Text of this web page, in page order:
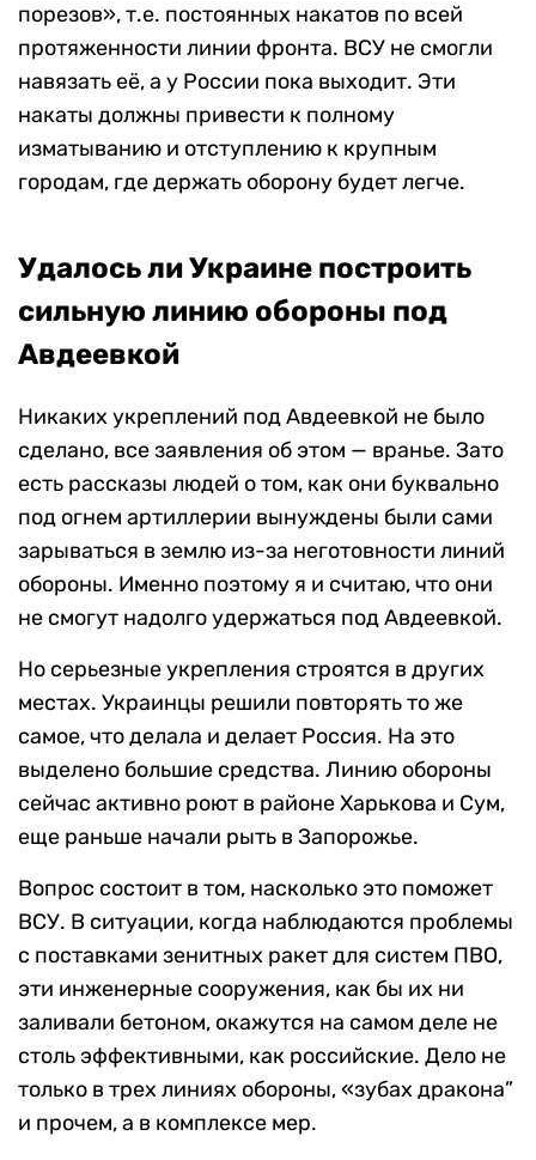
порезов», т.е. постоянных накатов по всей
протяженности линии фронта. ВСУ не смогли
навязать её, а у России пока выходит. Эти
накаты должны привести к полному
изматыванию и отступлению к крупным
городам, где держать оборону будет легче.
Удалось ли Украине построить
сильную линию обороны под
Авдеевкой
Никаких укреплений под Авдеевкой не было
сделано, все заявления об этом — вранье. Зато
есть рассказы людей о том, как они буквально
под огнем артиллерии вынуждены были сами
зарываться в землю из-за неготовности линий
обороны. Именно поэтому я и считаю, что они
не смогут надолго удержаться под Авдеевкой.
Но серьезные укрепления строятся в других
местах. Украинцы решили повторять то же
самое, что делала и делает Россия. На это
выделено большие средства. Линию обороны
сейчас активно роют в районе Харькова и Сум,
еще раньше начали рыть в Запорожье.
Вопрос состоит в том, насколько это поможет
ВСУ. В ситуации, когда наблюдаются проблемы
с поставками зенитных ракет для систем ПВО,
эти инженерные сооружения, как бы их ни
заливали бетоном, окажутся на самом деле не
столь эффективными, как российские. Дело не
только в трех линиях обороны, «зубах дракона”
и прочем, а в комплексе мер.